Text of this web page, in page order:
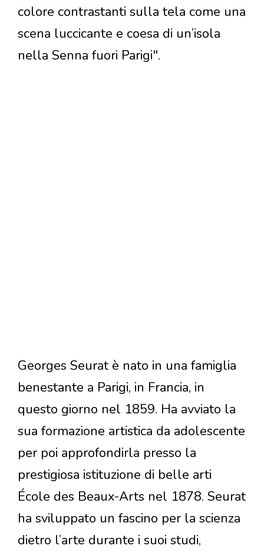
colore contrastanti sulla tela come una
scena luccicante e coesa di un’isola
nella Senna fuori Parigi".
Georges Seurat è nato in una famiglia
benestante a Parigi, in Francia, in
questo giorno nel 1859. Ha avviato la
sua formazione artistica da adolescente
per poi approfondirla presso la
prestigiosa istituzione di belle arti
École des Beaux-Arts nel 1878. Seurat
ha sviluppato un fascino per la scienza
dietro l’arte durante i suoi studi,